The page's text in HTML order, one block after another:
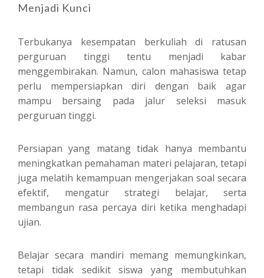
Menjadi Kunci
Terbukanya kesempatan berkuliah di ratusan
perguruan tinggi tentu menjadi kabar
menggembirakan. Namun, calon mahasiswa tetap
perlu mempersiapkan diri dengan baik agar
mampu bersaing pada jalur seleksi masuk
perguruan tinggi.
Persiapan yang matang tidak hanya membantu
meningkatkan pemahaman materi pelajaran, tetapi
juga melatih kemampuan mengerjakan soal secara
efektif, mengatur strategi belajar, serta
membangun rasa percaya diri ketika menghadapi
ujian.
Belajar secara mandiri memang memungkinkan,
tetapi tidak sedikit siswa yang membutuhkan